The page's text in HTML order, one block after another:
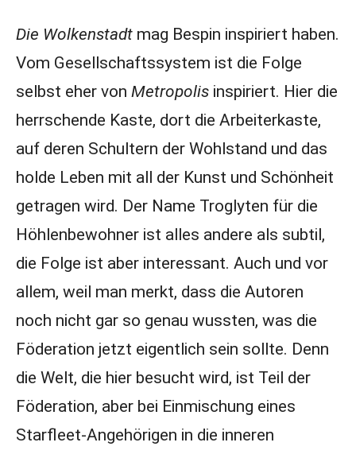
Die Wolkenstadtmag Bespin inspiriert haben.
Vom Gesellschaftssystem ist die Folge
selbst eher von Metropolisinspiriert. Hier die
herrschende Kaste, dort die Arbeiterkaste,
auf deren Schultern der Wohlstand und das
holde Leben mit all der Kunst und Schönheit
getragen wird. Der Name Troglyten für die
Höhlenbewohner ist alles andere als subtil,
die Folge ist aber interessant. Auch und vor
allem, weil man merkt, dass die Autoren
noch nicht gar so genau wussten, was die
Föderation jetzt eigentlich sein sollte. Denn
die Welt, die hier besucht wird, ist Teil der
Föderation, aber bei Einmischung eines
Starfleet-Angehörigen in die inneren